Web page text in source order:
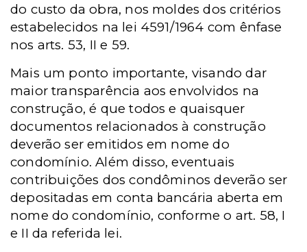
do custo da obra, nos moldes dos critérios
estabelecidos na lei 4591/1964 com ênfase
nos arts. 53, II e 59.
Mais um ponto importante, visando dar
maior transparência aos envolvidos na
construção, é que todos e quaisquer
documentos relacionados à construção
deverão ser emitidos em nome do
condomínio. Além disso, eventuais
contribuições dos condôminos deverão ser
depositadas em conta bancária aberta em
nome do condomínio, conforme o art. 58, I
e II da referida lei.